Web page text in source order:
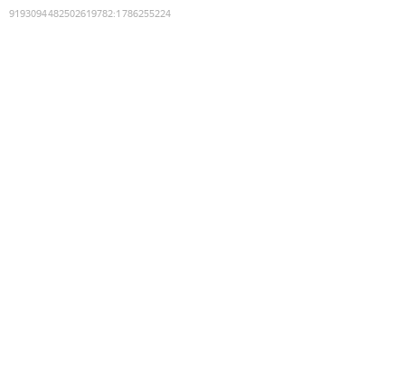
9193094482502619782:1786255224